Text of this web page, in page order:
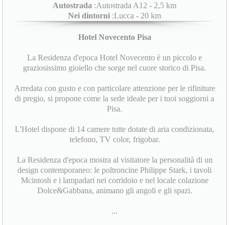
Autostrada :Autostrada A12 - 2,5 km
Nei dintorni :Lucca - 20 km
Hotel Novecento Pisa
La Residenza d'epoca Hotel Novecento è un piccolo e
graziosissimo gioiello che sorge nel cuore storico di Pisa.
Arredata con gusto e con particolare attenzione per le rifiniture
di pregio, si propone come la sede ideale per i tuoi soggiorni a
Pisa.
L'Hotel dispone di 14 camere tutte dotate di aria condizionata,
telefono, TV color, frigobar.
La Residenza d'epoca mostra al visitatore la personalità di un
design contemporaneo: le poltroncine Philippe Stark, i tavoli
Mcintosh e i lampadari nei corridoio e nel locale colazione
Dolce&Gabbana, animano gli angoli e gli spazi.
...